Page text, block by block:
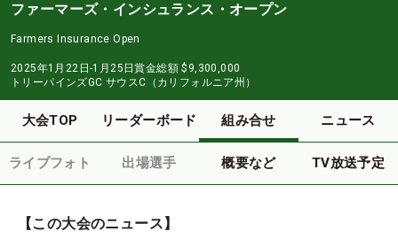
ファーマーズ・インシュランス・オープン
Farmers Insurance Open
2025年1月22日-1月25日賞金総額 $9,300,000
トリーパインズGC サウスC（カリフォルニア州）
大会TOP リーダーボード 組み合せ ニュース
ライブフォト 出場選手 概要など TV放送予定
【この大会のニュース】